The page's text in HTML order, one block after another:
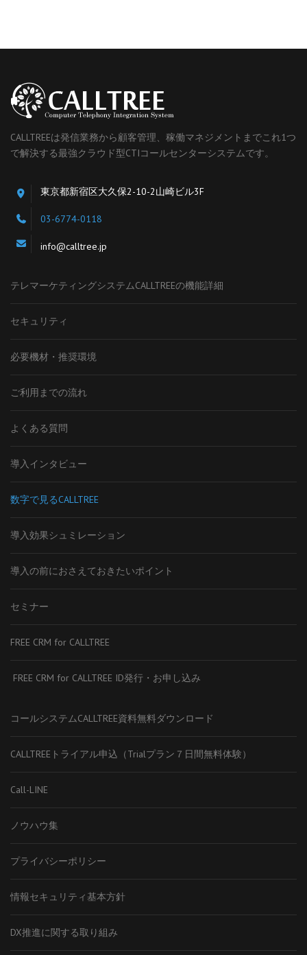
CALLTREEは発信業務から顧客管理、稼働マネジメントまでこれ1つ
で解決する最強クラウド型CTIコールセンターシステムです。
東京都新宿区大久保2-10-2山崎ビル3F
03-6774-0118
info@calltree.jp
テレマーケティングシステムCALLTREEの機能詳細
セキュリティ
必要機材・推奨環境
ご利用までの流れ
よくある質問
導入インタビュー
数字で見るCALLTREE
導入効果シュミレーション
導入の前におさえておきたいポイント
セミナー
FREE CRM for CALLTREE
FREE CRM for CALLTREE ID発行・お申し込み
コールシステムCALLTREE資料無料ダウンロード
CALLTREEトライアル申込（Trialプラン７日間無料体験）
Call-LINE
ノウハウ集
プライバシーポリシー
情報セキュリティ基本方針
DX推進に関する取り組み